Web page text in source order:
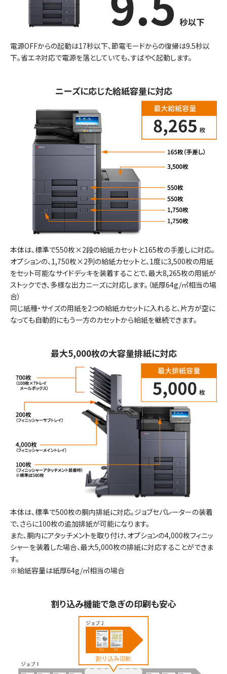
電源OFFからの起動は17秒以下、節電モードからの復帰は9.5秒以
下。省エネ対応で電源を落としていても、すばやく起動します。
ニーズに応じた給紙容量に対応
本体は、標準で550枚×2段の給紙カセットと165枚の手差しに対応。
オプションの、1,750枚×2列の給紙カセットと、1度に3,500枚の用紙
をセット可能なサイドデッキを装着することで、最大8,265枚の用紙が
ストックでき、多様な出力ニーズに対応します。（紙厚64g/㎡相当の場
合）
同じ紙種・サイズの用紙を2つの給紙カセットに入れると、片方が空に
なっても自動的にもう一方のカセットから給紙を継続できます。
最大5,000枚の大容量排紙に対応
本体は、標準で500枚の胴内排紙に対応。ジョブセパレーターの装着
で、さらに100枚の追加排紙が可能になります。
また、胴内にアタッチメントを取り付け、オプションの4,000枚フィニッ
シャーを装着した場合、最大5,000枚の排紙に対応することができま
す。
※給紙容量は紙厚64g/㎡相当の場合
割り込み機能で急ぎの印刷も安心